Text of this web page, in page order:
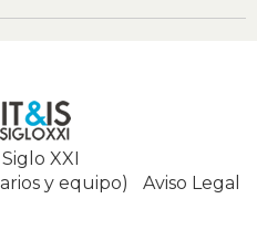
XXI
y equipo)
Aviso Legal